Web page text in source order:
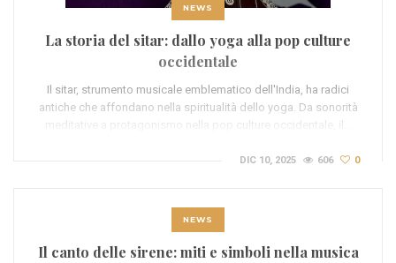
NEWS
La storia del sitar: dallo yoga alla pop culture
occidentale
Il sitar, strumento musicale emblematico dell'India, ha radici
antiche che affondano nella spiritualità dello yoga. Da sonorità
meditative a protagonismo nella pop culture occidentale, il…
DIC 10, 2025 606 0
NEWS
Il canto delle sirene: miti e simboli nella musica